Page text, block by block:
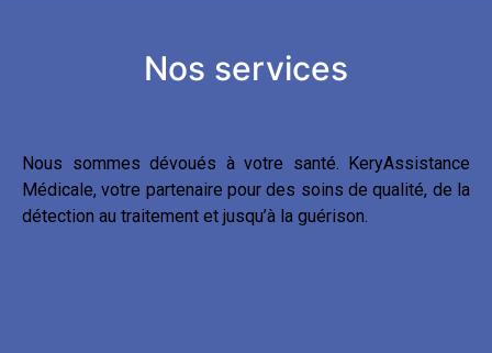
Nos services
Nous sommes dévoués à votre santé. KeryAssistance
Médicale, votre partenaire pour des soins de qualité, de la
détection au traitement et jusqu’à la guérison.